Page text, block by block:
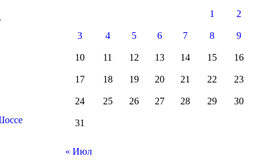
1
2
3 4 5 6 7 8 9
10 11 12 13 14 15 16
17 18 19 20 21 22 23
24 25 26 27 28 29 30
31
« Июл